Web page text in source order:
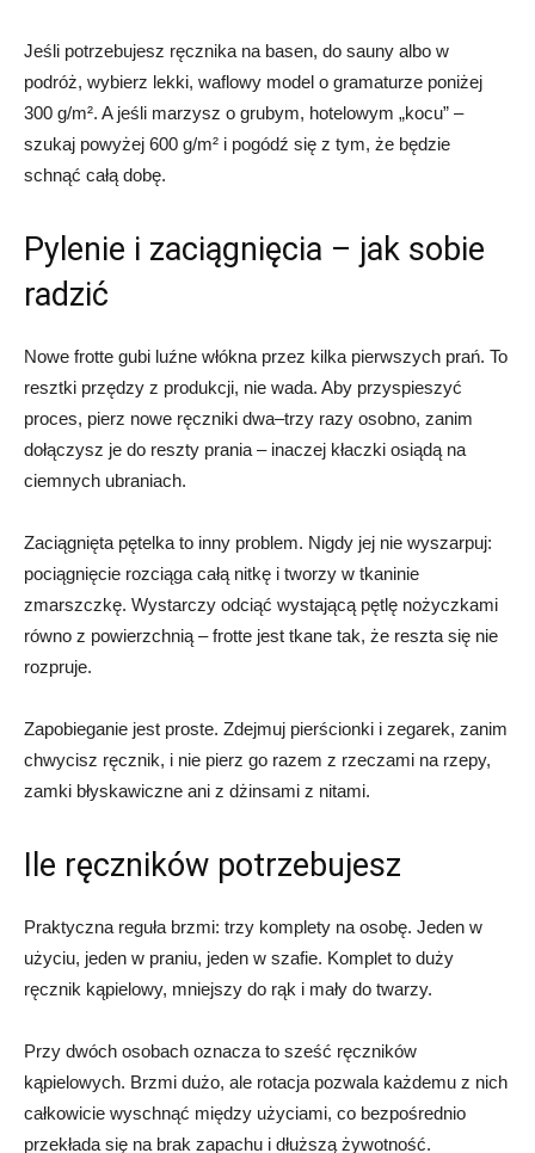
Jeśli potrzebujesz ręcznika na basen, do sauny albo w
podróż, wybierz lekki, waflowy model o gramaturze poniżej
300 g/m². A jeśli marzysz o grubym, hotelowym „kocu” –
szukaj powyżej 600 g/m² i pogódź się z tym, że będzie
schnąć całą dobę.
Pylenie i zaciągnięcia – jak sobie
radzić
Nowe frotte gubi luźne włókna przez kilka pierwszych prań. To
resztki przędzy z produkcji, nie wada. Aby przyspieszyć
proces, pierz nowe ręczniki dwa–trzy razy osobno, zanim
dołączysz je do reszty prania – inaczej kłaczki osiądą na
ciemnych ubraniach.
Zaciągnięta pętelka to inny problem. Nigdy jej nie wyszarpuj:
pociągnięcie rozciąga całą nitkę i tworzy w tkaninie
zmarszczkę. Wystarczy odciąć wystającą pętlę nożyczkami
równo z powierzchnią – frotte jest tkane tak, że reszta się nie
rozpruje.
Zapobieganie jest proste. Zdejmuj pierścionki i zegarek, zanim
chwycisz ręcznik, i nie pierz go razem z rzeczami na rzepy,
zamki błyskawiczne ani z dżinsami z nitami.
Ile ręczników potrzebujesz
Praktyczna reguła brzmi: trzy komplety na osobę. Jeden w
użyciu, jeden w praniu, jeden w szafie. Komplet to duży
ręcznik kąpielowy, mniejszy do rąk i mały do twarzy.
Przy dwóch osobach oznacza to sześć ręczników
kąpielowych. Brzmi dużo, ale rotacja pozwala każdemu z nich
całkowicie wyschnąć między użyciami, co bezpośrednio
przekłada się na brak zapachu i dłuższą żywotność.